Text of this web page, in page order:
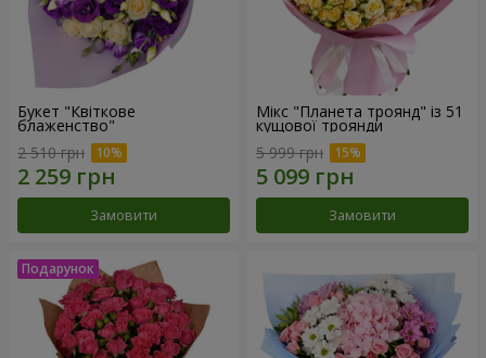
Букет "Квіткове
блаженство"
2 510 грн
Замовити
Мікс "Планета троянд" із 51
кущової троянди
5 999 грн
Замовити